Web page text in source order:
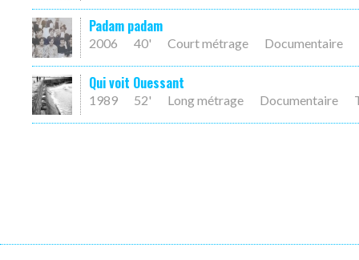
Padam padam
2006 40' Court métrage Documentaire
Qui voit Ouessant
1989 52' Long métrage Documentaire